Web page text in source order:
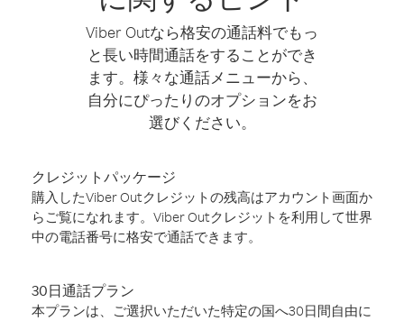
Viber Outなら格安の通話料でもっ
と長い時間通話をすることができ
ます。様々な通話メニューから、
自分にぴったりのオプションをお
選びください。
クレジットパッケージ
購入したViber Outクレジットの残高はアカウント画面か
らご覧になれます。Viber Outクレジットを利用して世界
中の電話番号に格安で通話できます。
30日通話プラン
本プランは、ご選択いただいた特定の国へ30日間自由に